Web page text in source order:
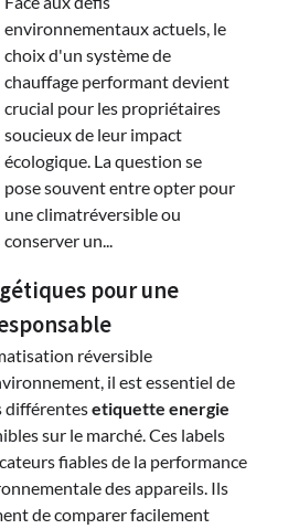
environnementaux actuels, le
choix d'un système de
chauffage performant devient
crucial pour les propriétaires
soucieux de leur impact
écologique. La question se
pose souvent entre opter pour
une climatréversible ou
conserver un...
pour une
réversible
il est essentiel de
différentesetiquette energie
sur le marché. Ces labels
fiables de la performance
des appareils. Ils
de comparer facilement